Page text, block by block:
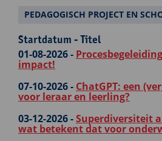
PEDAGOGISCH PROJECT EN
Startdatum - Titel
01-08-2026 -
impact!
07-10-2026 - ChatGPT: een
voor leraar en leerling?
03-12-2026 -Superdiversiteit
wat betekent dat voor